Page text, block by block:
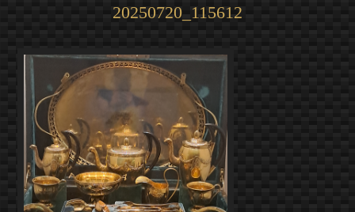
20250720_115612